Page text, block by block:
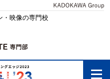
・映像の専門校